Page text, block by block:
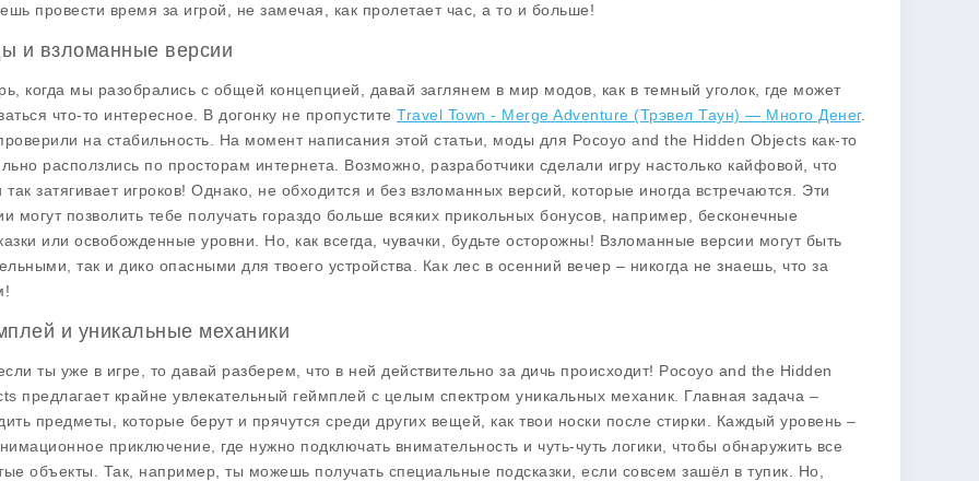
провести время за игрой, не замечая, как пролетает час, а то и больше!
и взломанные версии
когда мы разобрались с общей концепцией, давай заглянем в мир модов, как в темный уголок, где может
что-то интересное. В догонку не пропустите Travel Town - Merge Adventure (Трэвел Таун) — Много Денег.
на стабильность. На момент написания этой статьи, моды для Pocoyo and the Hidden Objects как-то
расползлись по просторам интернета. Возможно, разработчики сделали игру настолько кайфовой, что
так затягивает игроков! Однако, не обходится и без взломанных версий, которые иногда встречаются. Эти
могут позволить тебе получать гораздо больше всяких прикольных бонусов, например, бесконечные
или освобожденные уровни. Но, как всегда, чувачки, будьте осторожны! Взломанные версии могут быть
так и дико опасными для твоего устройства. Как лес в осенний вечер – никогда не знаешь, что за
и уникальные механики
ты уже в игре, то давай разберем, что в ней действительно за дичь происходит! Pocoyo and the Hidden
предлагает крайне увлекательный геймплей с целым спектром уникальных механик. Главная задача –
предметы, которые берут и прячутся среди других вещей, как твои носки после стирки. Каждый уровень –
приключение, где нужно подключать внимательность и чуть-чуть логики, чтобы обнаружить все
объекты. Так, например, ты можешь получать специальные подсказки, если совсем зашёл в тупик. Но,